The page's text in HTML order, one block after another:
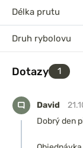
Délka prutu
Druh rybolovu
Dotazy 1
David
Dobrý den